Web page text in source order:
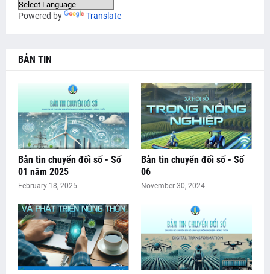
Powered by Translate
BẢN TIN
Bản tin chuyển đối số - Số
01 năm 2025
February 18, 2025
Bản tin chuyển đổi số - Số
06
November 30, 2024